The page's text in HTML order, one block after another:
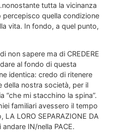
tutta la vicinanza
quella condizione
vita. In fondo, a quel punto,
non sapere ma di CREDERE
al fondo di questa
identica: credo di ritenere
nostra società, per il
“che mi stacchino la spina”.
familiari avessero il tempo
LORO SEPARAZIONE DA
IN/nella PACE.